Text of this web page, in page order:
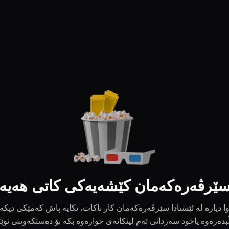
کێشەیەکی کاتی
وا دیارە لە ئێستادا سێرڤەرەکەمان کار ناکات، تکایە پاش کەمێکی دیکە
یاخود سەردانی ئەم لینکانەی خوارەوە بکە بۆ دەستکەوتنی